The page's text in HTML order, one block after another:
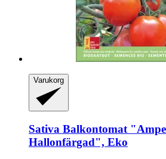
Varukorg
Sativa Balkontomat
Hallonfärgad", Eko